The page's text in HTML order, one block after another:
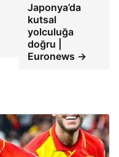
Japonya’da
kutsal
yolculuğa
doğru |
Euronews →